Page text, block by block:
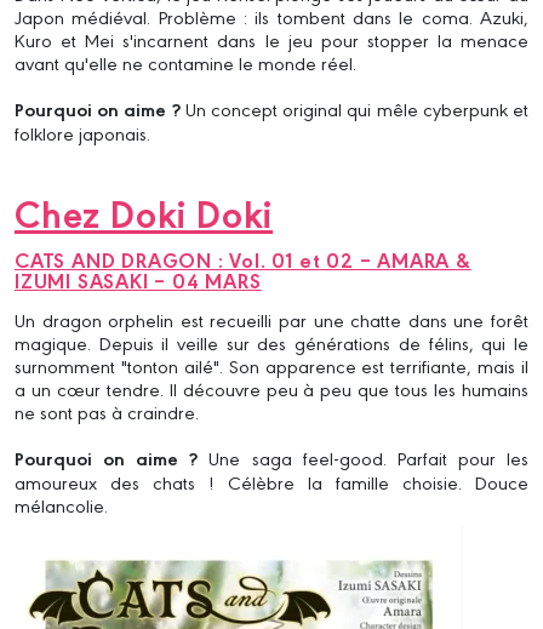
Japon médiéval. Problème : ils tombent dans le coma. Azuki,
Kuro et Mei s'incarnent dans le jeu pour stopper la menace
avant qu'elle ne contamine le monde réel.
Pourquoi on aime ?Un concept original qui mêle cyberpunk et
folklore japonais.
Chez Doki Doki
CATS AND DRAGON : Vol. 01 et 02 – AMARA &
IZUMI SASAKI – 04 MARS
Un dragon orphelin est recueilli par une chatte dans une forêt
magique. Depuis il veille sur des générations de félins, qui le
surnomment "tonton ailé". Son apparence est terrifiante, mais il
a un cœur tendre. Il découvre peu à peu que tous les humains
ne sont pas à craindre.
Pourquoi on aime ?Une saga feel-good. Parfait pour les
amoureux des chats ! Célèbre la famille choisie. Douce
mélancolie.